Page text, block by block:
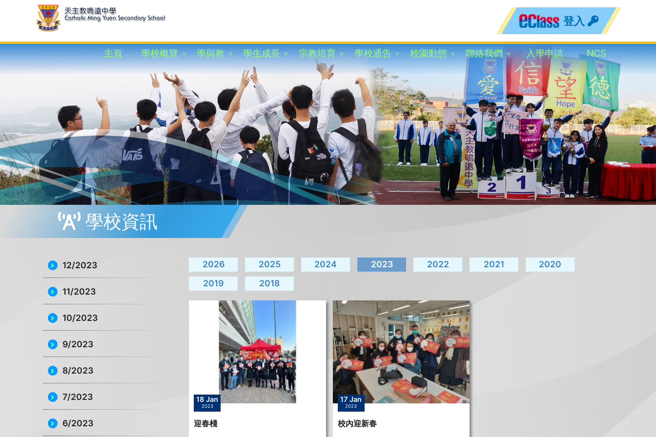
登入
主頁 學校概覽 學與教 學生成長 宗教培育 學校通告 校園動態 聯絡我們 入學申請 NCS
學校資訊
12/2023
11/2023
10/2023
9/2023
8/2023
7/2023
6/2023
2026 2025 2024 2023 2022 2021
2020
2019
2018
18 Jan
2023
迎春棧
17 Jan
2023
校內迎新春